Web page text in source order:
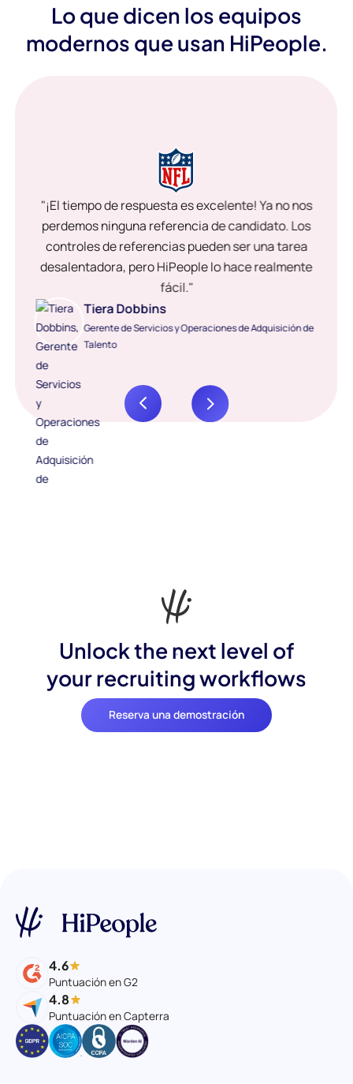
Lo que dicen los equipos
modernos que usan HiPeople.
"¡El tiempo de respuesta es excelente! Ya no nos
perdemos ninguna referencia de candidato. Los
controles de referencias pueden ser una tarea
desalentadora, pero HiPeople lo hace realmente
fácil."
Tiera Dobbins
Gerente de Servicios y Operaciones de Adquisición de
Talento
Unlock the next level of
your recruiting workflows
Reserva una demostración
4.6
Puntuación en G2
4.8
Puntuación en Capterra